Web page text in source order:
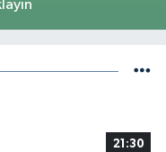
21:30